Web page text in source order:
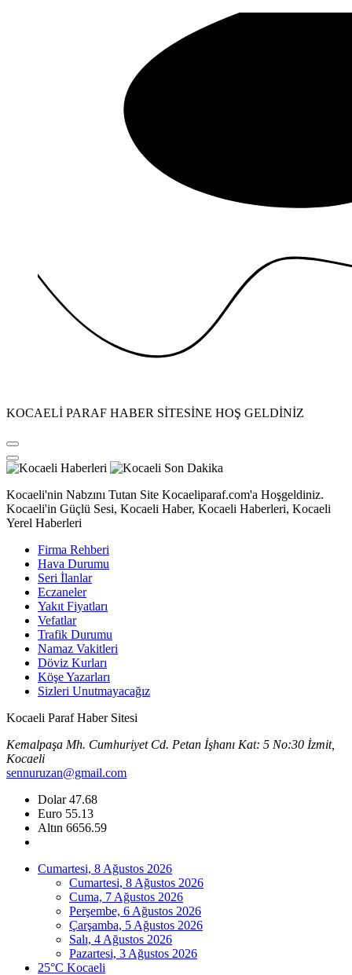
KOCAELİ PARAF HABER SİTESİNE HOŞ GELDİNİZ
Kocaeli'nin Nabzını Tutan Site Kocaeliparaf.com'a Hoşgeldiniz.
Kocaeli'in Güçlü Sesi, Kocaeli Haber, Kocaeli Haberleri, Kocaeli
Yerel Haberleri
Firma Rehberi
Hava Durumu
Seri İlanlar
Eczaneler
Yakıt Fiyatları
Vefatlar
Trafik Durumu
Namaz Vakitleri
Döviz Kurları
Köşe Yazarları
Sizleri Unutmayacağız
Kocaeli Paraf Haber Sitesi
Kemalpaşa Mh. Cumhuriyet Cd. Petan İşhanı Kat: 5 No:30 İzmit,
Kocaeli
sennuruzan@gmail.com
Dolar47.68
Euro 55.13
Altın 6656.59
Cumartesi, 8 Ağustos 2026
Cumartesi, 8 Ağustos 2026
Cuma, 7 Ağustos 2026
Perşembe, 6 Ağustos 2026
Çarşamba, 5 Ağustos 2026
Salı, 4 Ağustos 2026
Pazartesi, 3 Ağustos 2026
25°C Kocaeli